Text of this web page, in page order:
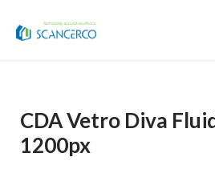
CDA Vetro Diva
1200px